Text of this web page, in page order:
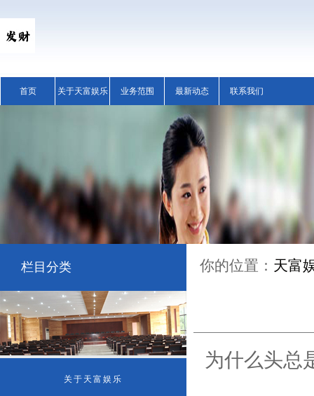
首页 关于天富娱乐 业务范围 最新动态 联系我们
栏目分类
关于天富娱乐
你的位置： 天富
为什么头总